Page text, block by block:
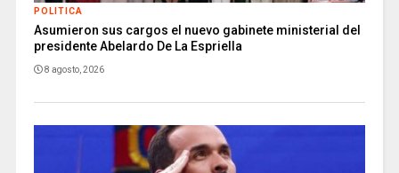
POLITICA
Asumieron sus cargos el nuevo gabinete ministerial del
presidente Abelardo De La Espriella
8 agosto, 2026